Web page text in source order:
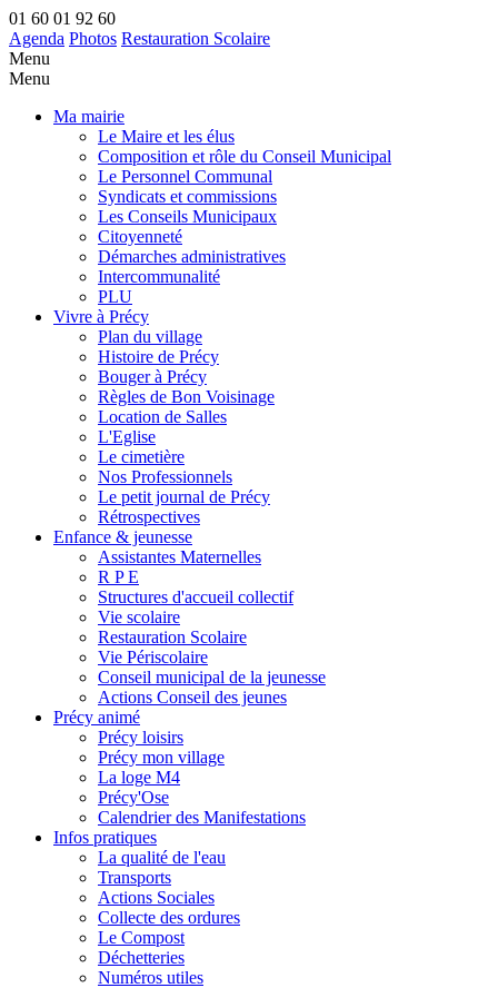
01 60 01 92 60
Agenda Photos Restauration Scolaire
Menu
Menu
Ma mairie
Le Maire et les élus
Composition et rôle du Conseil Municipal
Le Personnel Communal
Syndicats et commissions
Les Conseils Municipaux
Citoyenneté
Démarches administratives
Intercommunalité
PLU
Vivre à Précy
Plan du village
Histoire de Précy
Bouger à Précy
Règles de Bon Voisinage
Location de Salles
L'Eglise
Le cimetière
Nos Professionnels
Le petit journal de Précy
Rétrospectives
Enfance & jeunesse
Assistantes Maternelles
R P E
Structures d'accueil collectif
Vie scolaire
Restauration Scolaire
Vie Périscolaire
Conseil municipal de la jeunesse
Actions Conseil des jeunes
Précy animé
Précy loisirs
Précy mon village
La loge M4
Précy'Ose
Calendrier des Manifestations
Infos pratiques
La qualité de l'eau
Transports
Actions Sociales
Collecte des ordures
Le Compost
Déchetteries
Numéros utiles